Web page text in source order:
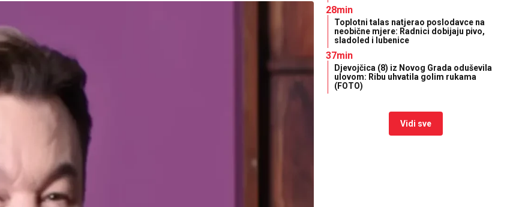
28min
Toplotni talas natjerao poslodavce na
neobične mjere: Radnici dobijaju pivo,
sladoled i lubenice
37min
Djevojčica (8) iz Novog Grada oduševila
ulovom: Ribu uhvatila golim rukama
(FOTO)
Vidi sve